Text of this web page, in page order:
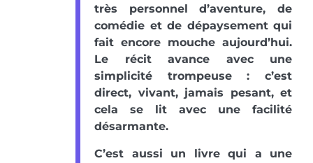
très personnel d’aventure, de
comédie et de dépaysement qui
fait encore mouche aujourd’hui.
Le récit avance avec une
simplicité trompeuse : c’est
direct, vivant, jamais pesant, et
cela se lit avec une facilité
désarmante.
C’est aussi un livre qui a une